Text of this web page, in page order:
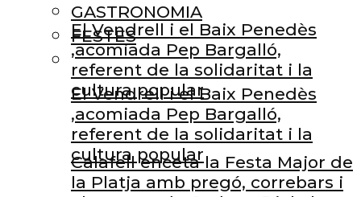
El Vendrell i el Baix Penedès
,acomiada Pep Bargalló,
referent de la solidaritat i la
cultura popular
Calafell enceta la Festa Major de
la Platja amb pregó, correbars i
GASTRONOMIA
FESTES
El Vendrell i el Baix Penedès
,acomiada Pep Bargalló,
referent de la solidaritat i la
cultura popular